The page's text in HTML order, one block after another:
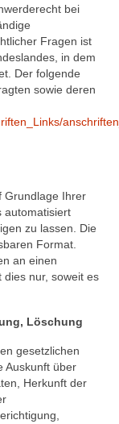
bei
Fragen ist
in dem
Der folgende
sowie deren
Grundlage Ihrer
automatisiert
zu lassen. Die
Format.
an einen
nur, soweit es
Löschung
gesetzlichen
Auskunft über
Herkunft der